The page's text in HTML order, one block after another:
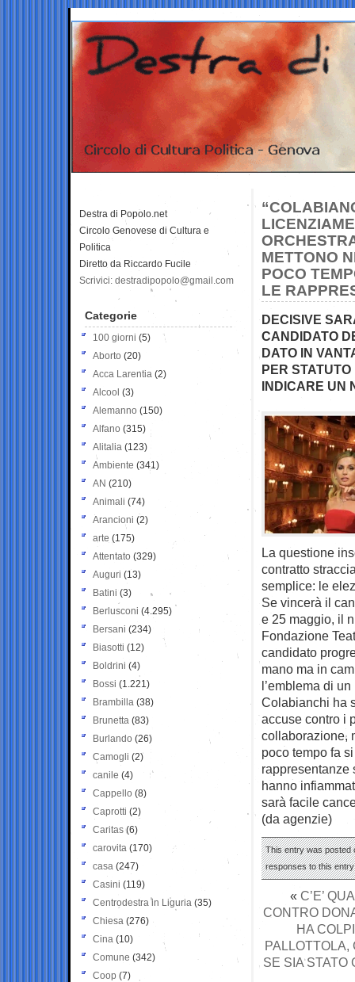
METTONO
POCO
LE
DECISIVE
CANDIDATO
DATO IN
PER
INDICARE UN
La questione
contratto
semplice: le
Se vincerà il
e 25 maggio, il
Fondazione
candidato
mano ma in
l’emblema di
Colabianchi ha
accuse contro i
collaborazione,
poco tempo fa
rappresentanze
hanno
sarà facile
(da agenzie)
This entry was posted
responses to this
« C’E’
CONTRO
HA
PALLOTTOLA,
SE SIA STATO
Destra di Popolo.net
Circolo Genovese di Cultura e
Politica
Diretto da Riccardo Fucile
Scrivici: destradipopolo@gmail.com
Categorie
100 giorni (5)
Aborto (20)
Acca Larentia (2)
Alcool (3)
Alemanno (150)
Alfano (315)
Alitalia (123)
Ambiente (341)
AN (210)
Animali (74)
Arancioni (2)
arte (175)
Attentato (329)
Auguri (13)
Batini (3)
Berlusconi (4.295)
Bersani (234)
Biasotti (12)
Boldrini (4)
Bossi (1.221)
Brambilla (38)
Brunetta (83)
Burlando (26)
Camogli (2)
canile (4)
Cappello (8)
Caprotti (2)
Caritas (6)
carovita (170)
casa (247)
Casini (119)
Centrodestra in Liguria (35)
Chiesa (276)
Cina (10)
Comune (342)
Coop (7)